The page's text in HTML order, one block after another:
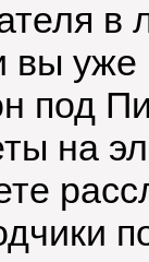
в
вы уже
под
на